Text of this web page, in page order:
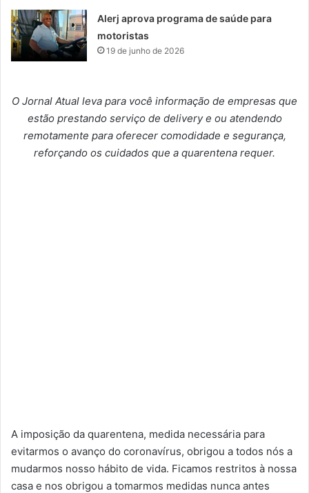
Alerj aprova programa de saúde para
motoristas
19 de junho de 2026
O Jornal Atual leva para você informação de empresas que
estão prestando serviço de delivery e ou atendendo
remotamente para oferecer comodidade e segurança,
reforçando os cuidados que a quarentena requer.
A imposição da quarentena, medida necessária para
evitarmos o avanço do coronavírus, obrigou a todos nós a
mudarmos nosso hábito de vida. Ficamos restritos à nossa
casa e nos obrigou a tomarmos medidas nunca antes